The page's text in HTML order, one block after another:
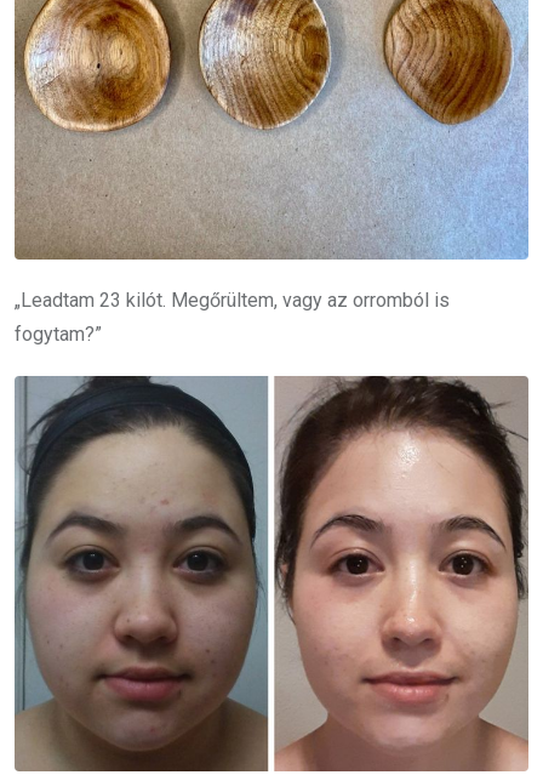
„Leadtam 23 kilót. Megőrültem, vagy az orromból is
fogytam?”